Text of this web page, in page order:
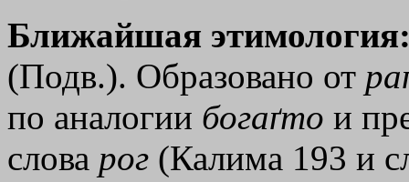
Ближайшая
(Подв.). Образовано от
по аналогии богаґто и
слова рог (Калима 193 и